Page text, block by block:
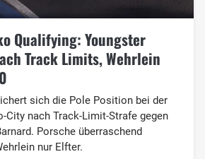
Qualifying: Youngster
Track Limits, Wehrlein
sich die Pole Position bei der
City nach Track-Limit-Strafe gegen
Porsche überraschend
nur Elfter.